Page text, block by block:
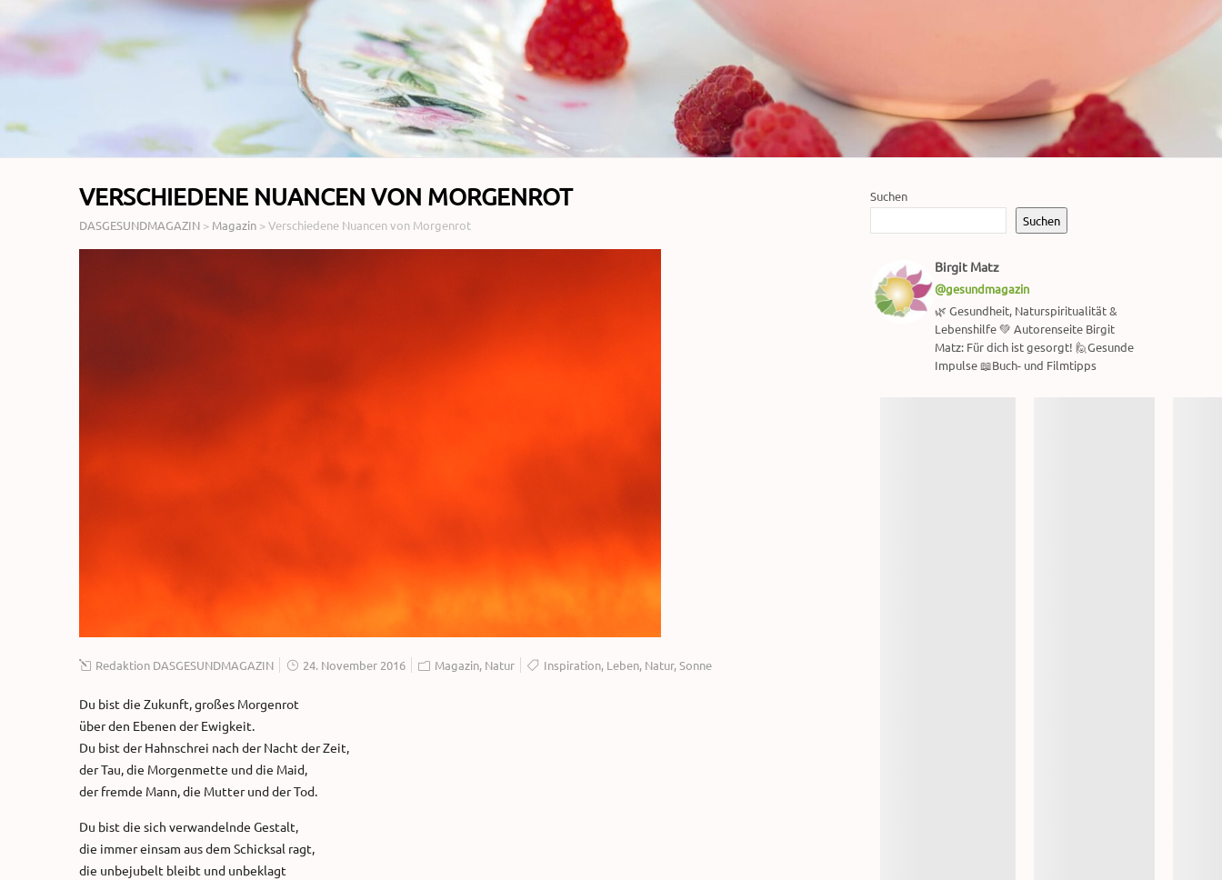
VERSCHIEDENE NUANCEN VON MORGENROT
DASGESUNDMAGAZIN > Magazin >Verschiedene Nuancen von Morgenrot
Redaktion DASGESUNDMAGAZIN 24. November 2016 Magazin, Natur Inspiration, Leben, Natur,Sonne
Du bist die Zukunft, großes Morgenrot
über den Ebenen der Ewigkeit.
Du bist der Hahnschrei nach der Nacht der Zeit,
der Tau, die Morgenmette und die Maid,
der fremde Mann, die Mutter und der Tod.
Du bist die sich verwandelnde Gestalt,
die immer einsam aus dem Schicksal ragt,
die unbejubelt bleibt und unbeklagt
Suchen
Suchen
Birgit Matz
@gesundmagazin
🌿 Gesundheit, Naturspiritualität &
Lebenshilfe 💚 Autorenseite Birgit
Matz: Für dich ist gesorgt! 🙋Gesunde
Impulse 📖Buch- und Filmtipps